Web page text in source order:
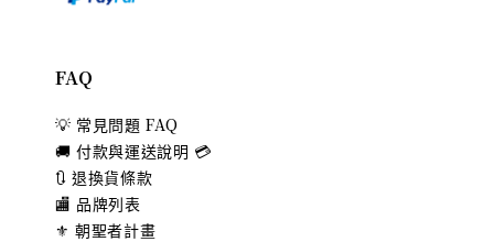
FAQ
💡 常見問題 FAQ
🚚 付款與運送說明 💳
🔃 退換貨條款
🏬 品牌列表
⚜️ 朝聖者計畫